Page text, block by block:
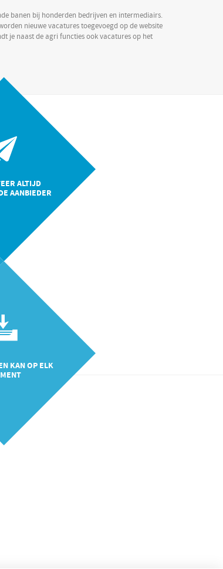
banen bij honderden bedrijven en intermediairs.
nieuwe vacatures toegevoegd op de website
je naast de agri functies ook vacatures op het
ALTIJD
AANBIEDER
KAN OP ELK